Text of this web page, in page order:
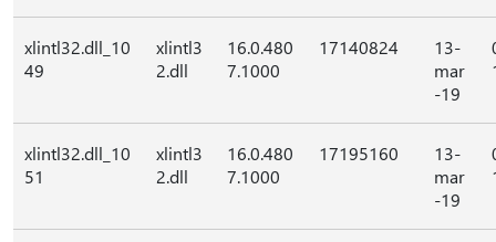
xlintl32.dll_10
49
xlintl3
2.dll
16.0.480
7.1000
17140824
13-
mar
-19
xlintl32.dll_10
51
xlintl3
2.dll
16.0.480
7.1000
17195160
13-
mar
-19